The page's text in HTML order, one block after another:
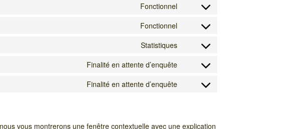
Fonctionnel
Consent
service
wordpress
Fonctionnel
Consent
service
complianz
Statistiques
Consent
service
google-
Finalité en attente d’enquête
Consent
service
Finalité en attente d’enquête
Consent
vous montrerons une fenêtre contextuelle avec une explication